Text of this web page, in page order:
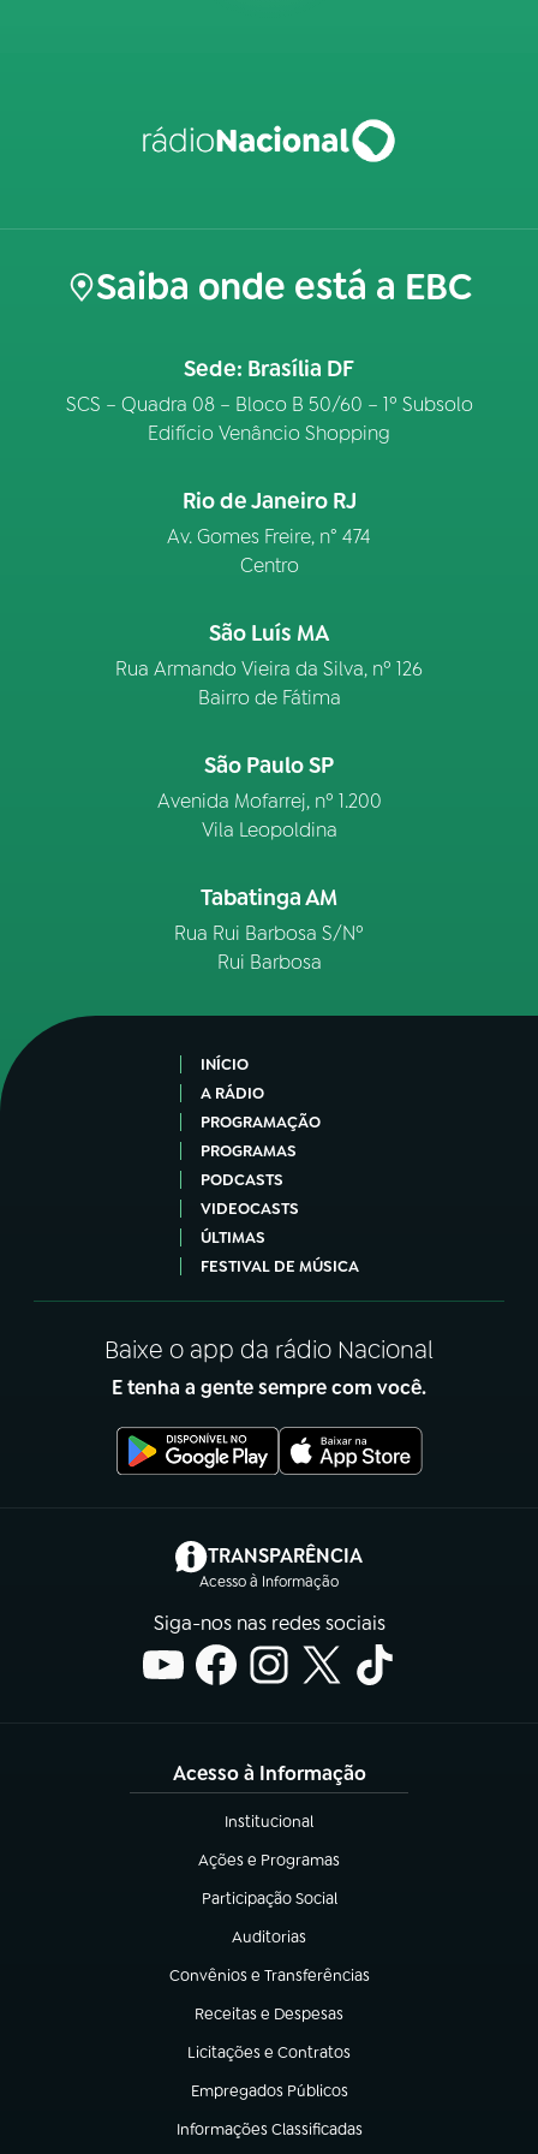
Saiba onde está a EBC
Sede: Brasília DF
SCS – Quadra 08 – Bloco B 50/60 – 1º Subsolo
Edifício Venâncio Shopping
Rio de Janeiro RJ
Av. Gomes Freire, n° 474
Centro
São Luís MA
Rua Armando Vieira da Silva, nº 126
Bairro de Fátima
São Paulo SP
Avenida Mofarrej, nº 1.200
Vila Leopoldina
Tabatinga AM
Rua Rui Barbosa S/Nº
Rui Barbosa
INÍCIO
A RÁDIO
PROGRAMAÇÃO
PROGRAMAS
PODCASTS
VIDEOCASTS
ÚLTIMAS
FESTIVAL DE MÚSICA
Baixe o app da rádio Nacional
E tenha a gente sempre com você.
TRANSPARÊNCIA
Acesso à Informação
(abre em nova aba)
Siga-nos nas redes sociais
Acesso à Informação
Institucional
(abre em nova aba)
Ações e Programas
(abre em nova aba)
Participação Social
(abre em nova aba)
Auditorias
(abre em nova aba)
Convênios e Transferências
(abre em nova aba)
Receitas e Despesas
(abre em nova aba)
Licitações e Contratos
(abre em nova aba)
Empregados Públicos
(abre em nova aba)
Informações Classificadas
(abre em nova aba)